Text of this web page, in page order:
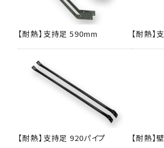
【耐熱】支持足 590mm 【耐熱】
【耐熱】支持足 920パイプ 【耐熱】